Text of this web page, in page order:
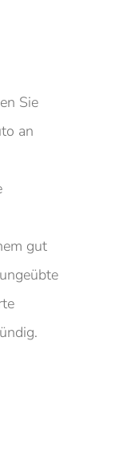
Sie
an
gut